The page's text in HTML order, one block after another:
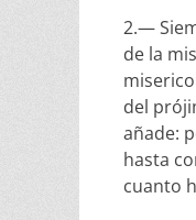
2.—
de la
del
añade:
hasta
cuanto